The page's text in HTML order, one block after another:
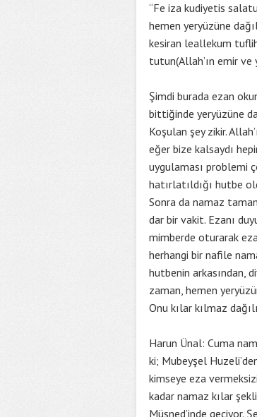
“Fe iza kudiyetis
hemen yeryüzüne
kesiran leallekum
tutun(Allah’ın emir ve
Şimdi burada ezan
bittiğinde yeryüzüne
Koşulan şey zikir.
eğer bize kalsaydı
uygulaması problemi
hatırlatıldığı hutbe
Sonra da namaz
dar bir vakit. Ezanı
mimberde oturarak
herhangi bir nafile
hutbenin arkasından,
zaman, hemen
Onu kılar kılmaz
Harun Ünal: Cuma
ki; Mubeyşel
kimseye eza
kadar namaz kılar
Müsned’inde geçiyor.